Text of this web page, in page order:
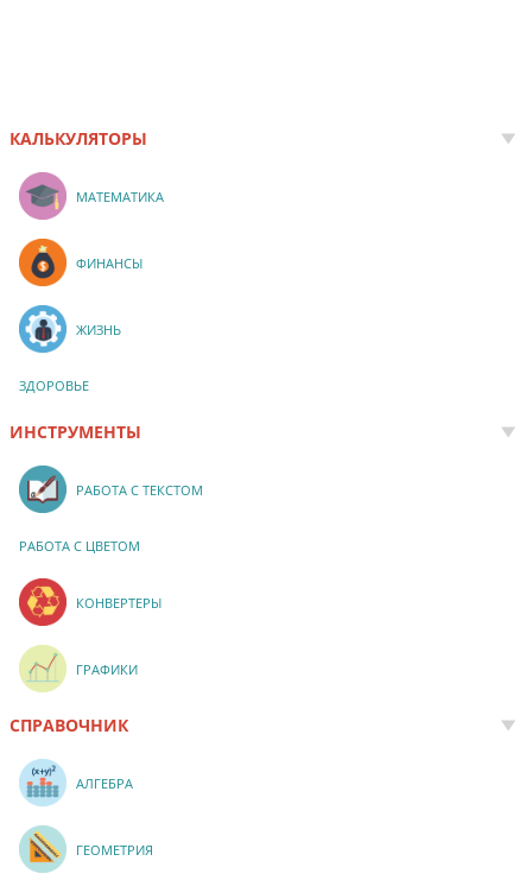
КАЛЬКУЛЯТОРЫ
МАТЕМАТИКА
ФИНАНСЫ
ЖИЗНЬ
ЗДОРОВЬЕ
ИНСТРУМЕНТЫ
РАБОТА С ТЕКСТОМ
РАБОТА С ЦВЕТОМ
КОНВЕРТЕРЫ
ГРАФИКИ
СПРАВОЧНИК
АЛГЕБРА
ГЕОМЕТРИЯ